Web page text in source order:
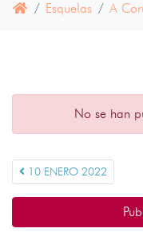
Esquelas A
No se han
10 ENERO 2022